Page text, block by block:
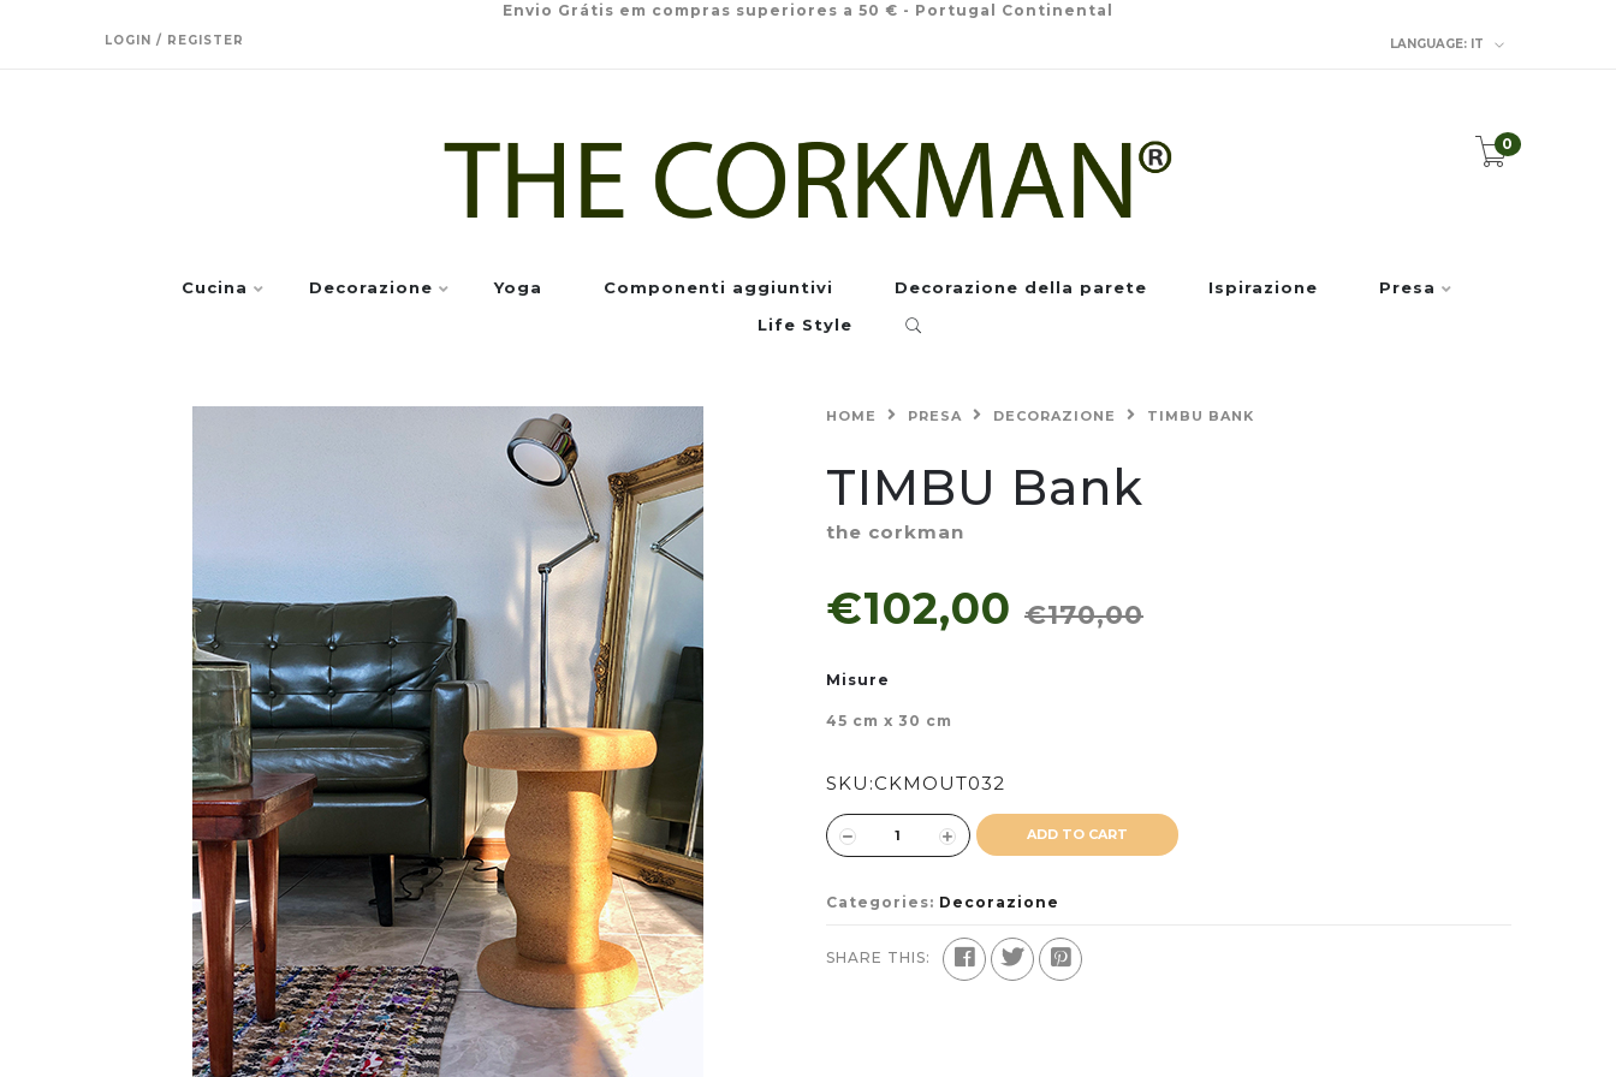
Envio Grátis em compras superiores a 50 € - Portugal Continental
LOGIN / REGISTER LANGUAGE: IT
0
Cucina Decorazione Yoga Componenti aggiuntivi Decorazione della parete Ispirazione
Presa
Life Style
HOME PRESA DECORAZIONE TIMBU BANK
TIMBU Bank
the corkman
€102,00 €170,00
Misure
45 cm x 30 cm
SKU:CKMOUT032
ADD TO CART
Categories: Decorazione
SHARE THIS: